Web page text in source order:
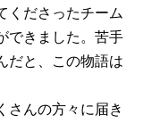
くださったチーム
できました。苦手
だと、この物語は
さんの方々に届き